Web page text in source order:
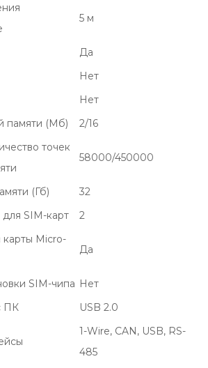
5 м
Да
Нет
Нет
памяти (Мб)
2/16
точек
58000/450000
(Гб)
32
для SIM-карт
2
карты Micro-
Да
SIM-чипа Нет
ПК
USB 2.0
1-Wire, CAN, USB, RS-
485